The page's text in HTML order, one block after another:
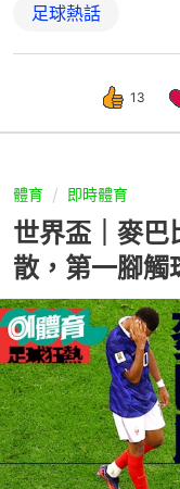
足球熱話
13
體育 即時體育
世界盃｜麥巴
散，第一腳觸